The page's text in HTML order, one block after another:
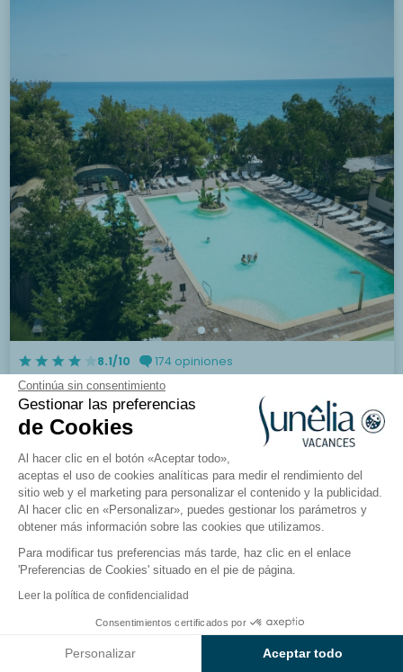
Continúa sin consentimiento
Gestionar las preferencias
de Cookies
Al hacer clic en el botón «Aceptar todo»,
aceptas el uso de cookies analíticas para medir el rendimiento del
sitio web y el marketing para personalizar el contenido y la publicidad.
Al hacer clic en «Personalizar», puedes gestionar los parámetros y
obtener más información sobre las cookies que utilizamos.
Para modificar tus preferencias más tarde, haz clic en el enlace
'Preferencias de Cookies' situado en el pie de página.
Leer la política de confidencialidad
Consentimientos certificados por
Personalizar Aceptar todo
8.1/10 174 opiniones
Camping Villaggio dei Fiori
Liguria, San Remo
Ver el camping
Ver resultados en el mapa